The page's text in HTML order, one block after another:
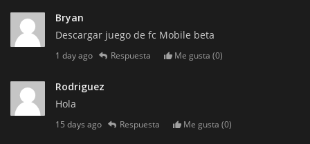
Bryan
Descargar juego de fc Mobile beta
1 day ago Respuesta Me gusta (0)
Rodriguez
Hola
15 days ago Respuesta Me gusta (0)